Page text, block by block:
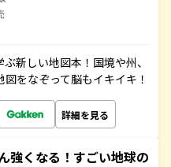
新しい地図本！国境や州、
をなぞって脳もイキイキ！
詳細を見る
強くなる！すごい地球の